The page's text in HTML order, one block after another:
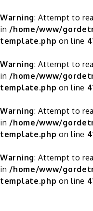
Warning: Attempt to
in /home/www/
template.php on line
Warning: Attempt to
in /home/www/
template.php on line
Warning: Attempt to
in /home/www/
template.php on line
Warning: Attempt to
in /home/www/
template.php on line